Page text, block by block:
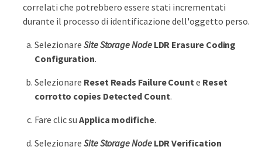
correlati che potrebbero essere stati incrementati
durante il processo di identificazione dell'oggetto perso.
Selezionare Site Storage Node LDR Erasure Coding
Configuration.
Selezionare Reset Reads Failure Count e Reset
corrotto copies Detected Count.
Fare clic su Applica modifiche.
Selezionare Site Storage Node LDR Verification